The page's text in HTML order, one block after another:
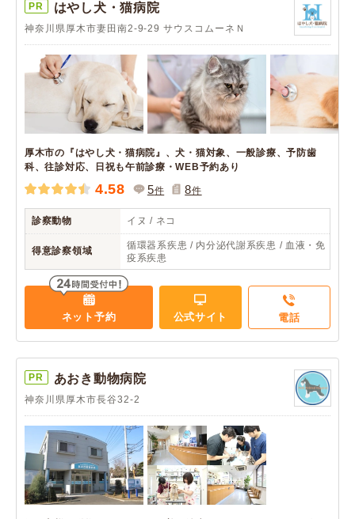
PR はやし犬・猫病院
神奈川県厚木市妻田南2-9-29 サウスコムーネＮ
厚木市の『はやし犬・猫病院』、犬・猫対象、一般診療、予防歯
科、往診対応、日祝も午前診療・WEB予約あり
4.58 5件 8件
診察動物 イヌ / ネコ
得意診察領域
循環器系疾患 / 内分泌代謝系疾患 / 血液・免
疫系疾患
ネット予約 公式サイト 電話
PR あおき動物病院
神奈川県厚木市長谷32-2